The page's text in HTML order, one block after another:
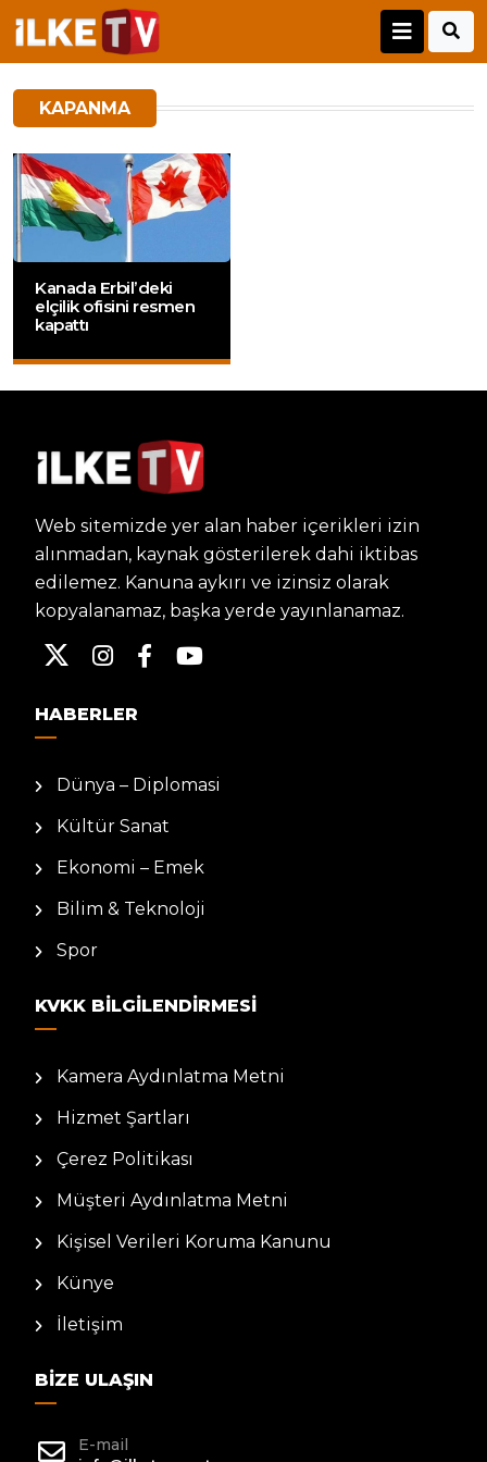
KAPANMA
Kanada Erbil’deki
elçilik ofisini resmen
kapattı
Web sitemizde yer alan haber içerikleri izin
alınmadan, kaynak gösterilerek dahi iktibas
edilemez. Kanuna aykırı ve izinsiz olarak
kopyalanamaz, başka yerde yayınlanamaz.
HABERLER
Dünya – Diplomasi
Kültür Sanat
Ekonomi – Emek
Bilim & Teknoloji
Spor
KVKK BILGILENDIRMESI
Kamera Aydınlatma Metni
Hizmet Şartları
Çerez Politikası
Müşteri Aydınlatma Metni
Kişisel Verileri Koruma Kanunu
Künye
İletişim
BIZE ULAŞIN
E-mail